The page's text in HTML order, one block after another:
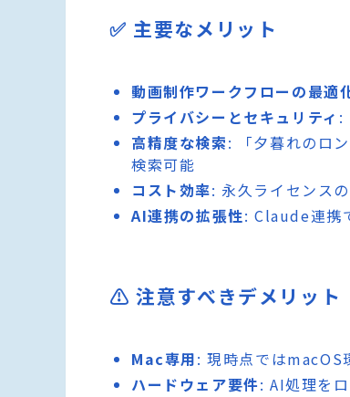
✅ 主要なメリット
動画制作ワークフローの最適
プライバシーとセキュリティ :
高精度な検索: 「夕暮れのロ
検索可能
コスト効率: 永久ライセンス
AI連携の拡張性: Claude連携
⚠️ 注意すべきデメリット
Mac専用: 現時点では
ハードウェア要件: AI処理を